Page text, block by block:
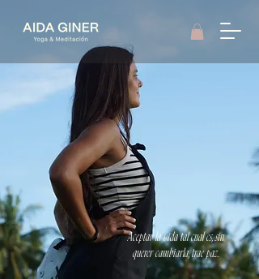
Aceptar la vida tal cual es, sin
querer cambiarla, trae paz.